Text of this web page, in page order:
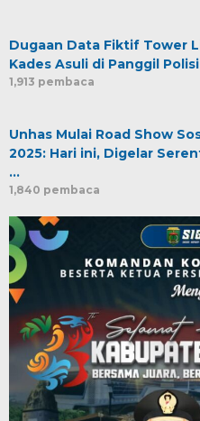
Dugaan Data Fiktif Tower
Kades Asuli di Panggil Polisi
1,913 pembaca
Unhas Mulai Road Show
2025: Hari ini, Digelar
…
1,840 pembaca